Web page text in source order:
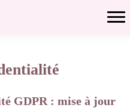
GDPR : mise à jour